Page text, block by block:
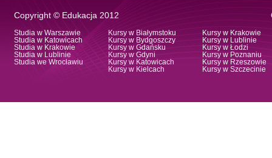
Copyright © Edukacja 2012
Studia w Warszawie
Studia w Katowicach
Studia w Krakowie
Studia w Lublinie
Studia we Wrocławiu
Kursy w Białymstoku
Kursy w Bydgoszczy
Kursy w Gdańsku
Kursy w Gdyni
Kursy w Katowicach
Kursy w Kielcach
Kursy w Krakowie
Kursy w Lublinie
Kursy w Łodzi
Kursy w Poznaniu
Kursy w Rzeszowie
Kursy w Szczecinie